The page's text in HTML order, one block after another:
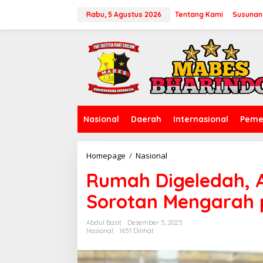
Rabu, 5 Agustus 2026 Tentang Kami
Nasional Daerah Internasional
Homepage / Nasional
m
a
h
D
i
Rumah Digeledah,
Sorotan Mengarah
Abdul Basit
Desember 5, 2025
Nasional
1651 Dilihat